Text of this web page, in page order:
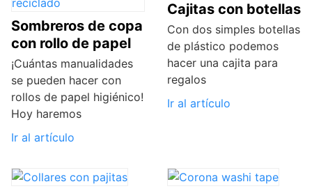
Sombreros de copa
con rollo de papel
¡Cuántas manualidades
se pueden hacer con
rollos de papel higiénico!
Hoy haremos
Ir al artículo
Cajitas con botellas
Con dos simples botellas
de plástico podemos
hacer una cajita para
regalos
Ir al artículo